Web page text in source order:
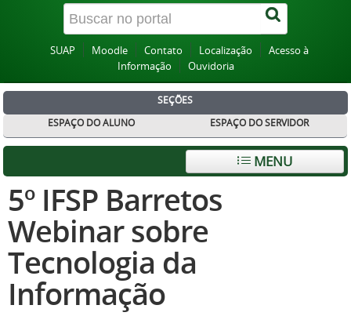
SUAP Moodle Contato Localização
Acesso à
Informação
Ouvidoria
SEÇÕES
ESPAÇO DO ALUNO
ESPAÇO DO SERVIDOR
MENU
5º IFSP Barretos
Webinar sobre
Tecnologia da
Informação